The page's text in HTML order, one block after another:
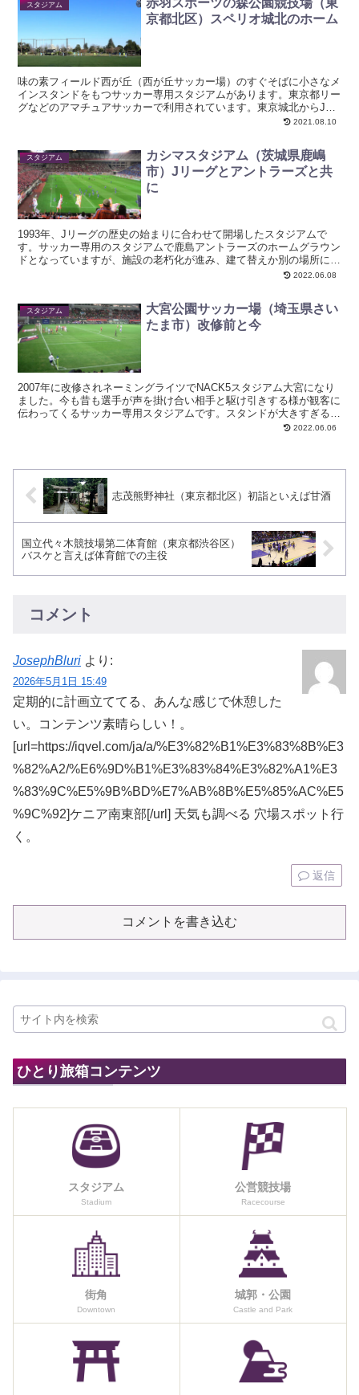
スタジアム
京都北区）スペリオ城北のホーム
味の素フィールド西が丘（西が丘サッカー場）のすぐそばに小さなメ
インスタンドをもつサッカー専用スタジアムがあります。東京都リー
グなどのアマチュアサッカーで利用されています。東京城北からJリ
ーグを目指しているスペリオ城北のホームグラウンドです。...2021.08.10
スタジアム
カシマスタジアム（茨城県鹿嶋
市）Jリーグとアントラーズと共
に
1993年、Jリーグの歴史の始まりに合わせて開場したスタジアムで
す。サッカー専用のスタジアムで鹿島アントラーズのホームグラウン
ドとなっていますが、施設の老朽化が進み、建て替えか別の場所に新
設かスタジアムの未来に関して現在議論が行われています...2022.06.08
スタジアム
大宮公園サッカー場（埼玉県さい
たま市）改修前と今
2007年に改修されネーミングライツでNACK5スタジアム大宮になり
ました。今も昔も選手が声を掛け合い相手と駆け引きする様が観客に
伝わってくるサッカー専用スタジアムです。スタンドが大きすぎるこ
2022.06.06
志茂熊野神社（東京都北区）初詣といえば甘酒
国立代々木競技場第二体育館（東京都渋谷区）
バスケと言えば体育館での主役
コメント
JosephBluri より:
2026年5月1日 15:49
定期的に計画立ててる、あんな感じで休憩した
い。コンテンツ素晴らしい！。
[url=https://iqvel.com/ja/a/%E3%82%B1%E3%83%8B%E3
%82%A2/%E6%9D%B1%E3%83%84%E3%82%A1%E3
%83%9C%E5%9B%BD%E7%AB%8B%E5%85%AC%E5
%9C%92]ケニア南東部[/url] 天気も調べる 穴場スポット行
く。
返信
コメントを書き込む
ひとり旅箱コンテンツ
スタジアム
Stadium
公営競技場
Racecourse
街角
Downtown
城郭・公園
Castle and Park